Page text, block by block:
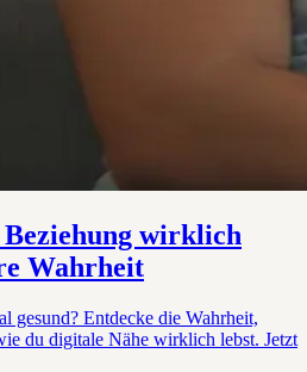
wirklich
Wahrheit
gesund? Entdecke die Wahrheit,
du digitale Nähe wirklich lebst. Jetzt